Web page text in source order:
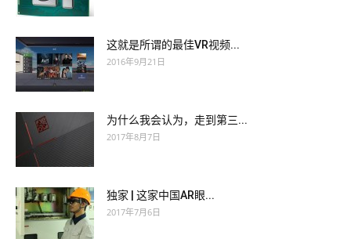
这就是所谓的最佳VR视频...
2016年9月21日
为什么我会认为，走到第三...
2017年8月7日
独家 | 这家中国AR眼...
2017年7月6日